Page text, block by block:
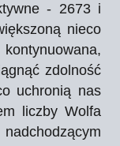
- 2673 i
nieco
zdolność
uchronią nas
liczby Wolfa